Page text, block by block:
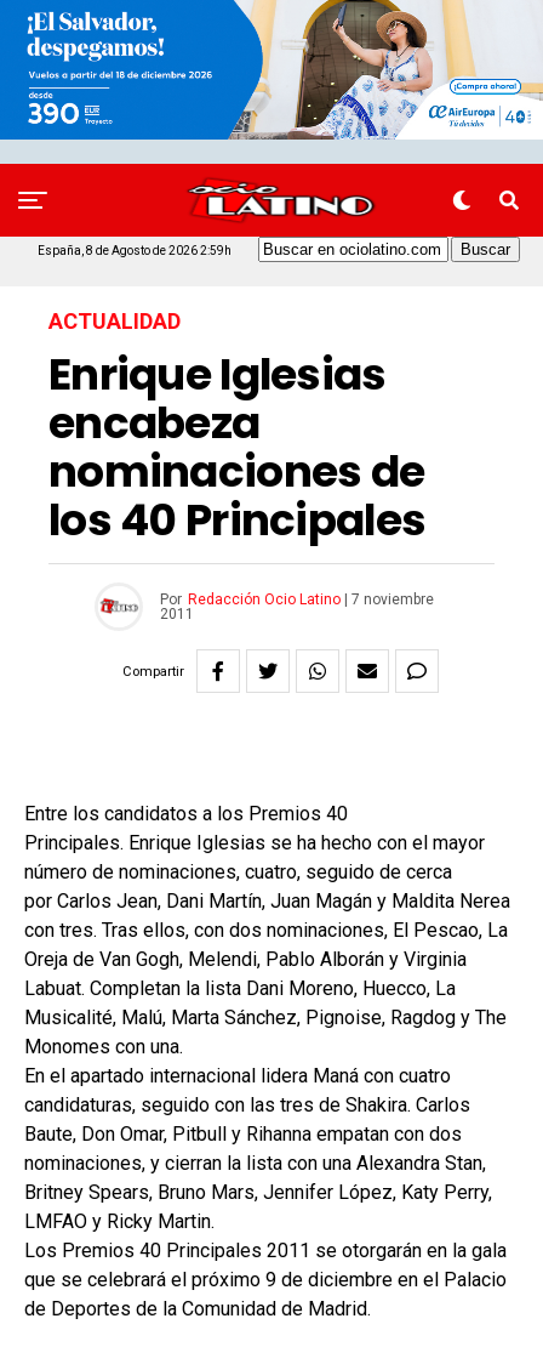
España, 8 de Agosto de 2026 2:59h
ACTUALIDAD
Enrique Iglesias
encabeza
nominaciones de
los 40 Principales
Por Redacción Ocio Latino| 7 noviembre
2011
Compartir
Entre los candidatos a los Premios 40
Principales. Enrique Iglesias se ha hecho con el mayor
número de nominaciones, cuatro, seguido de cerca
por Carlos Jean, Dani Martín, Juan Magán y Maldita Nerea
con tres. Tras ellos, con dos nominaciones, El Pescao, La
Oreja de Van Gogh, Melendi, Pablo Alborán y Virginia
Labuat. Completan la lista Dani Moreno, Huecco, La
Musicalité, Malú, Marta Sánchez, Pignoise, Ragdog y The
Monomes con una.
En el apartado internacional lidera Maná con cuatro
candidaturas, seguido con las tres de Shakira. Carlos
Baute, Don Omar, Pitbull y Rihanna empatan con dos
nominaciones, y cierran la lista con una Alexandra Stan,
Britney Spears, Bruno Mars, Jennifer López, Katy Perry,
LMFAO y Ricky Martin.
Los Premios 40 Principales 2011 se otorgarán en la gala
que se celebrará el próximo 9 de diciembre en el Palacio
de Deportes de la Comunidad de Madrid.